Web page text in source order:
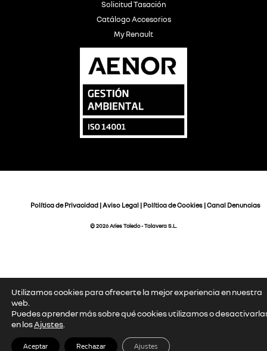
Solicitud Tasación
Catálogo Accesorios
My Renault
Política de Privacidad |Aviso Legal | Política de Cookies |Canal Denuncias
© 2026 Aries Toledo - Talavera S.L.
Utilizamos cookies para ofrecerte la mejor experiencia en nuestra
web.
Puedes aprender más sobre qué cookies utilizamos o
en losAjustes
Aceptar Rechazar Ajustes